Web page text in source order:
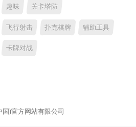
趣味 关卡塔防
飞行射击 扑克棋牌 辅助工具
卡牌对战
)官方网站有限公司